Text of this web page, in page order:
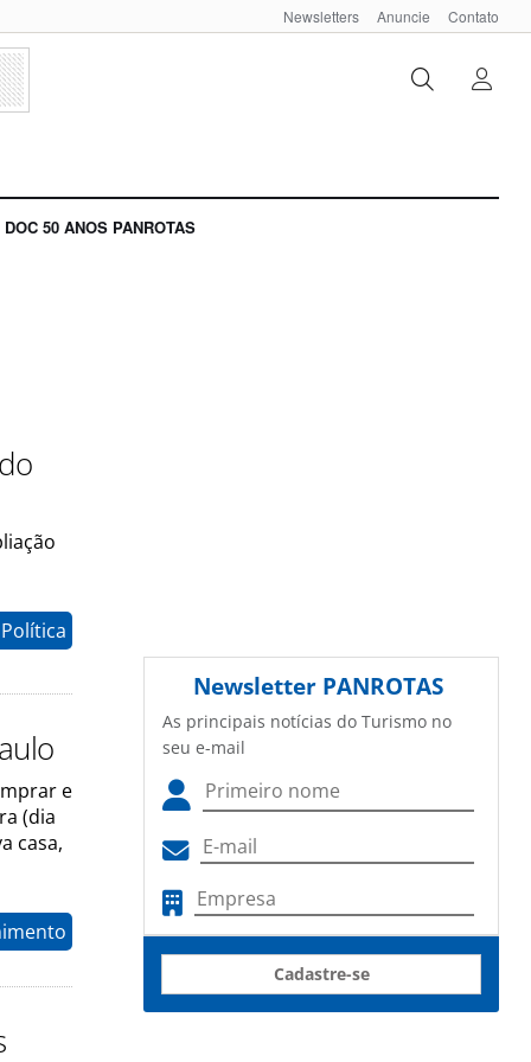
Newsletters Anuncie Contato
DOC 50 ANOS PANROTAS
e
(dia
casa,
Newsletter PANROTAS
As principais notícias do Turismo no
seu e-mail
Cadastre-se